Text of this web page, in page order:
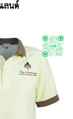
ก้ลนด์